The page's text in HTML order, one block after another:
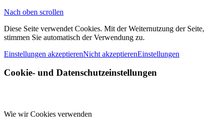
Nach oben scrollen
Diese Seite verwendet Cookies. Mit der Weiternutzung der Seite,
stimmen Sie automatisch der Verwendung zu.
Einstellungen akzeptierenNicht akzeptierenEinstellungen
Cookie- und Datenschutzeinstellungen
Wie wir Cookies verwenden